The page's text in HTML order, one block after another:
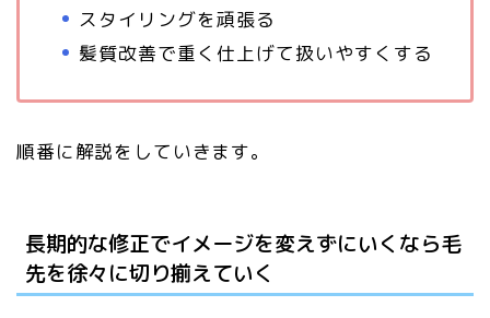
スタイリングを頑張る
髪質改善で重く仕上げて扱いやすくする
順番に解説をしていきます。
長期的な修正でイメージを変えずにいくなら毛
先を徐々に切り揃えていく